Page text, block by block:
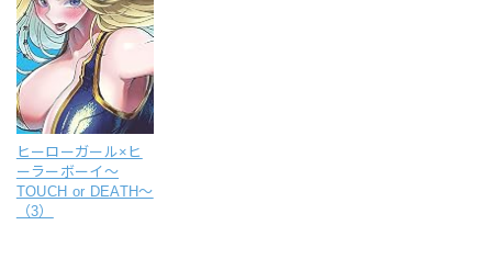
ヒーローガール×ヒ
ーラーボーイ～
TOUCH or DEATH～
（3）